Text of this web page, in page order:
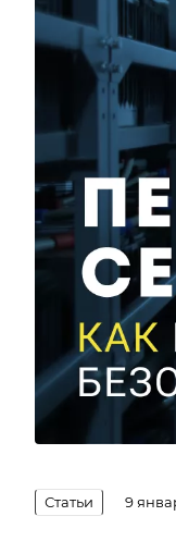
Статьи 9